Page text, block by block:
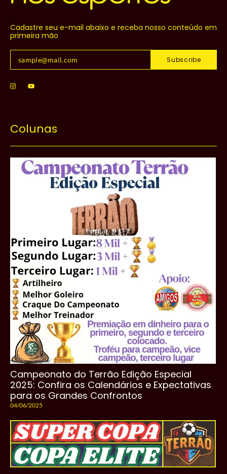
Cadastre seu e-mail abaixo e receba nosso conteúdo em
primeira mão
Subscribe
Colunas
Campeonato do Terrão Edição Especial
2025: Confira os Calendários e Expectativas
para os Grandes Confrontos
04/06/2025